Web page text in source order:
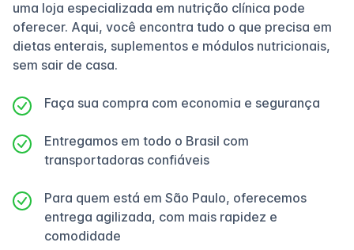
uma loja especializada em nutrição clínica pode
oferecer. Aqui, você encontra tudo o que precisa em
dietas enterais, suplementos e módulos nutricionais,
sem sair de casa.
Faça sua compra com economia e segurança
Entregamos em todo o Brasil com
transportadoras confiáveis
Para quem está em São Paulo, oferecemos
entrega agilizada, com mais rapidez e
comodidade